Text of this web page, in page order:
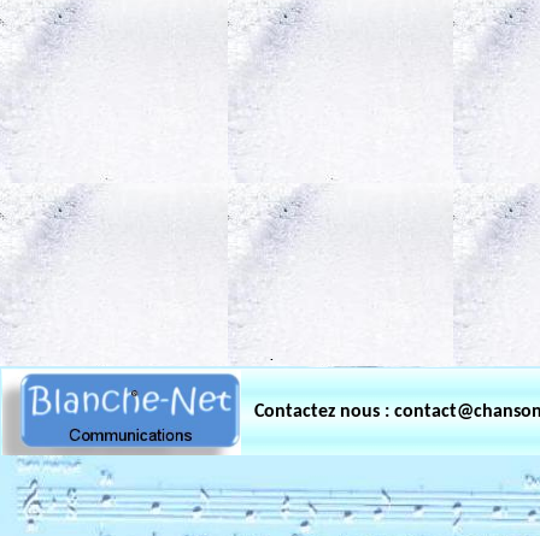
Contactez nous :